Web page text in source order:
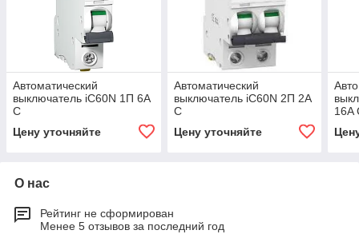
Автоматический
выключатель iC60N 1П 6A
C
Цену уточняйте
Автоматический
выключатель iC60N 2П 2A
C
Цену уточняйте
16A
О нас
Рейтинг не сформирован
Менее 5 отзывов за последний год